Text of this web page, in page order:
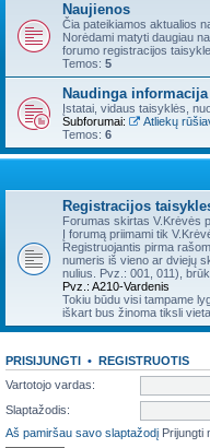
Naujienos
Čia pateikiamos aktualios
Norėdami matyti daugiau
forumo registracijos
Temos: 5
Naudinga informacija
Įstatai, vidaus taisyklės,
Subforumai:
Atliekų
Temos: 6
Registracijos
Forumas skirtas V.Krėvės
Į forumą priimami tik
Registruojantis pirma
numeris iš vieno ar dviejų
nulius. Pvz.: 001, 011),
Pvz.: A210-Vardenis
Tokiu būdu visi tampame
iškart bus žinoma tiksli
PRISIJUNGTI • REGISTRUOTIS
Vartotojo vardas:
Slaptažodis:
Aš pamiršau savo slaptažodį Prijungti